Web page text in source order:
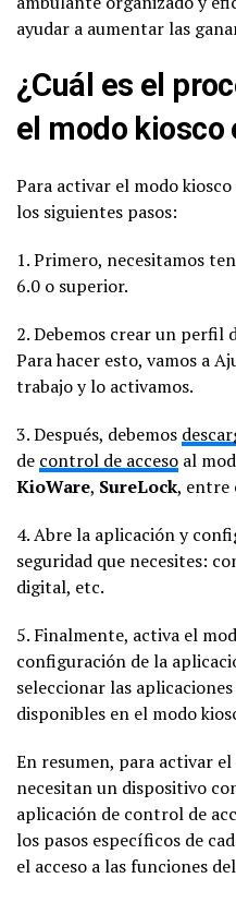
ayudar a aumentar las
¿Cuál es el
el modo kiosco
Para activar el modo
los siguientes pasos:
1. Primero, necesitamos
6.0 o superior.
2. Debemos crear un perfil
Para hacer esto, vamos a
trabajo y lo activamos.
3. Después, debemos
de control de acceso al
KioWare, SureLock, entre
4. Abre la aplicación y
seguridad que necesites:
digital, etc.
5. Finalmente, activa el
configuración de la
seleccionar las
disponibles en el modo
En resumen, para activar
necesitan un dispositivo
aplicación de control de
los pasos específicos de
el acceso a las funciones